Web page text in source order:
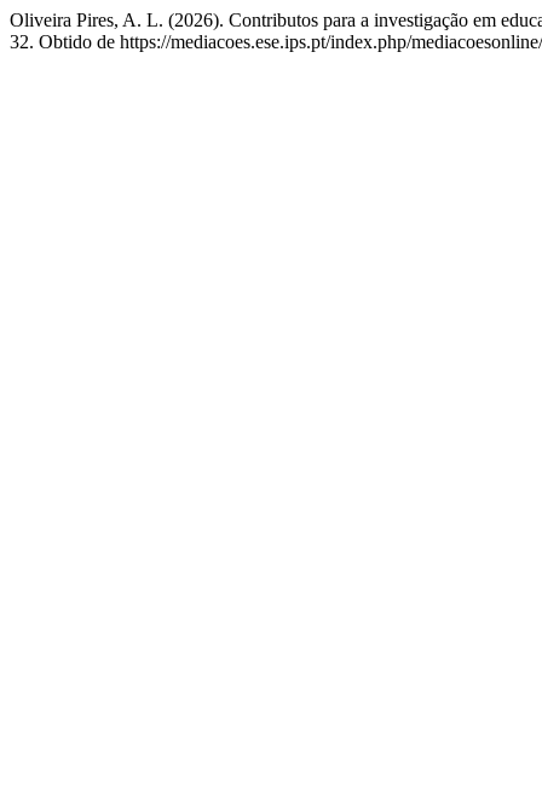
Oliveira Pires, A. L. (2026). Contributos para a investigação em
32. Obtido de https://mediacoes.ese.ips.pt/index.php/